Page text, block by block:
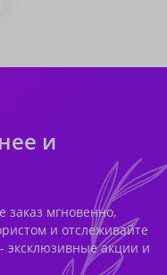
и
заказ мгновенно,
и отслеживайте
эксклюзивные акции и